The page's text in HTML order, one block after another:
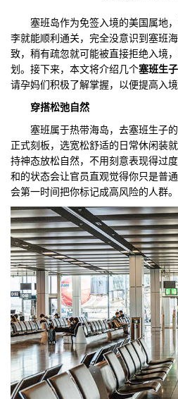
评
城
塞班岛作为免签入境的美国属地，
李就能顺利通关，完全没意识到塞班
致，稍有疏忽就可能被直接拒绝入境
划。接下来，本文将介绍几个塞班生
请孕妈们积极了解掌握，以便提高入境
穿搭松弛自然
塞班属于热带海岛，去塞班生子的
正式刻板，选宽松舒适的日常休闲装
持神态放松自然，不用刻意表现得过
和的状态会让官员直观觉得你只是普
会第一时间把你标记成高风险的人群。